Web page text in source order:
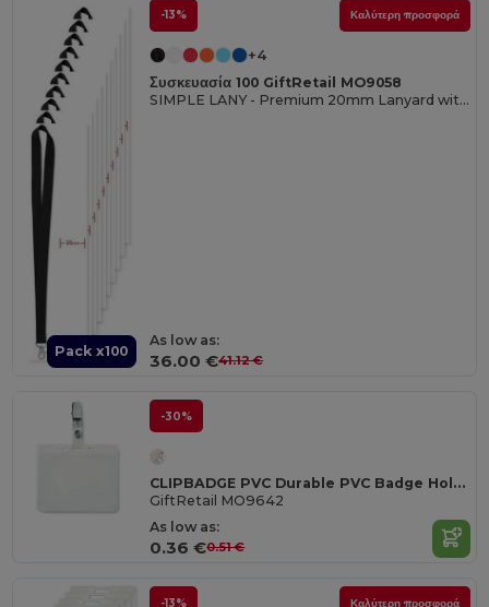
Pack x100
-13% Καλύτερη προσφορά
+4
Συσκευασία 100 GiftRetail MO9058
SIMPLE LANY - Premium 20mm Lanyard with Metal Hook - Sublimation Print
As low as:
36.00 €41.12 €
-30%
CLIPBADGE PVC Durable PVC Badge Holder with Metal Clip
GiftRetail MO9642
As low as:
0.36 €0.51 €
-13% Καλύτερη προσφορά